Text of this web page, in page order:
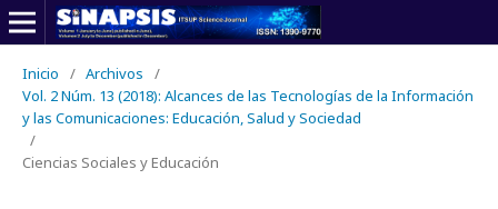
Inicio / Archivos
/
Vol. 2 Núm. 13 (2018): Alcances de las Tecnologías de la Información
y las Comunicaciones: Educación, Salud y Sociedad
/
Ciencias Sociales y Educación